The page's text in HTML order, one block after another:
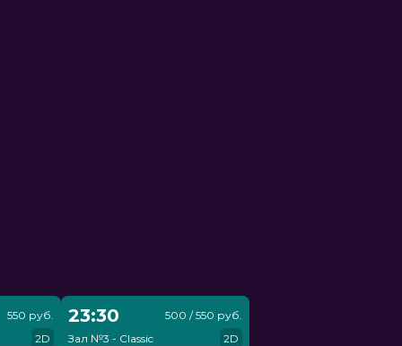
550 руб.
2D
23:30
Зал №3 - Classic
500 / 550 руб.
2D